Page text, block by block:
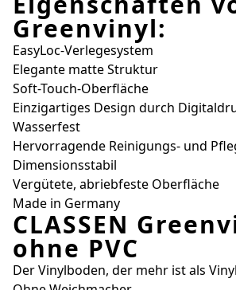
Greenvinyl:
EasyLoc-Verlegesystem
Elegante matte Struktur
Soft-Touch-Oberfläche
Einzigartiges Design durch
Wasserfest
Hervorragende Reinigungs- und
Dimensionsstabil
Vergütete, abriebfeste Oberfläche
Made in Germany
CLASSEN
ohne PVC
Der Vinylboden, der mehr ist als